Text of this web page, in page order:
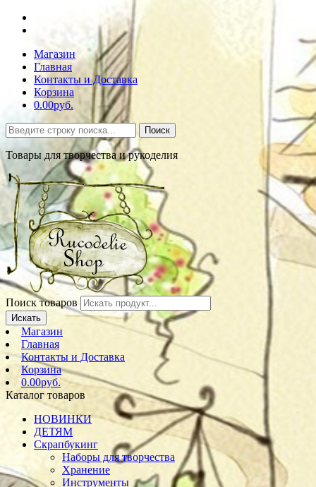
Магазин
Главная
Контакты и Доставка
Корзина
0.00руб.
Поиск
Товары для творчества и рукоделия
Поиск товаров
Искать
Магазин
Главная
Контакты и Доставка
Корзина
0.00руб.
Каталог товаров
НОВИНКИ
ДЕТЯМ
Скрапбукинг
Наборы для творчества
Хранение
Инструменты